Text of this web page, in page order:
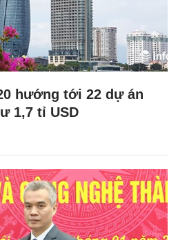
hướng tới 22 dự án
1,7 tỉ USD